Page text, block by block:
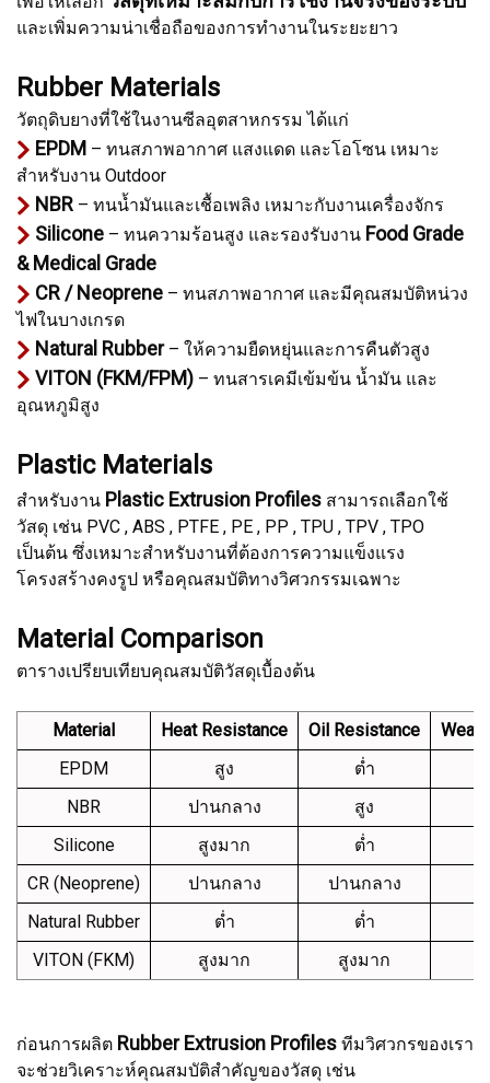
และเพิ่มความน่าเชื่อถือของการทำงานในระยะยาว
Rubber Materials
วัตถุดิบยางที่ใช้ในงานซีลอุตสาหกรรม ได้แก่
EPDM – ทนสภาพอากาศ แสงแดด และโอโซน เหมาะ
สำหรับงาน Outdoor
NBR– ทนน้ำมันและเชื้อเพลิง เหมาะกับงานเครื่องจักร
Silicone– ทนความร้อนสูง และรองรับงาน Food Grade
& Medical Grade
CR / Neoprene– ทนสภาพอากาศ และมีคุณสมบัติหน่วง
ไฟในบางเกรด
Natural Rubber– ให้ความยืดหยุ่นและการคืนตัวสูง
VITON (FKM/FPM)– ทนสารเคมีเข้มข้น น้ำมัน และ
อุณหภูมิสูง
Plastic Materials
สำหรับงาน Plastic Extrusion Profiles สามารถเลือกใช้
วัสดุ เช่น PVC , ABS , PTFE , PE , PP , TPU , TPV , TPO
เป็นต้น ซึ่งเหมาะสำหรับงานที่ต้องการความแข็งแรง
โครงสร้างคงรูป หรือคุณสมบัติทางวิศวกรรมเฉพาะ
Material Comparison
ตารางเปรียบเทียบคุณสมบัติวัสดุเบื้องต้น
Material Heat Resistance Oil Resistance
EPDM
สูง ต่ำ
NBR
ปานกลาง สูง
Silicone
สูงมาก
ต่ำ
CR (Neoprene)
ปานกลาง
ปานกลาง
Natural Rubber
ต่ำ
ต่ำ
VITON (FKM)
สูงมาก สูงมาก
ก่อนการผลิต Rubber Extrusion Profiles ทีมวิศวกรของเรา
จะช่วยวิเคราะห์คุณสมบัติสำคัญของวัสดุ เช่น